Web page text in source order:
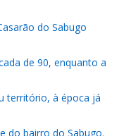
do Sabugo
de 90, enquanto a
território, à época já
do bairro do Sabugo.